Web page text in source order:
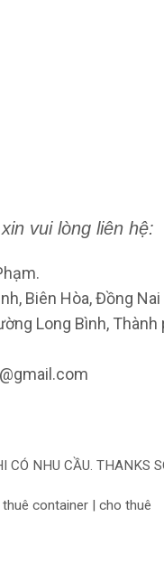
vui lòng liên hệ:
Biên Hòa, Đồng Nai
Long Bình, Thành
NHU CẦU. THANKS
container | cho thuê